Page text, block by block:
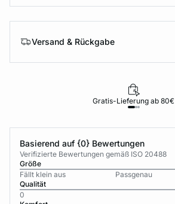
Versand & Rückgabe
Gratis-Lieferung ab 80€
Basierend auf {0} Bewertungen
Verifizierte Bewertungen gemäß ISO 20488
Größe
Fällt klein aus
Passgenau
Qualität
0